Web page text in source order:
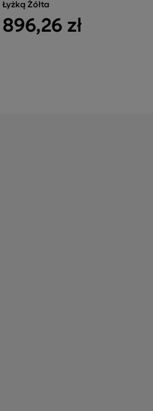
Łyżką Żółta
896,26 zł